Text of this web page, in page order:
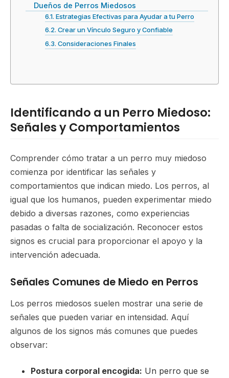
Dueños de Perros Miedosos
Estrategias Efectivas para Ayudar a tu Perro
Crear un Vínculo Seguro y Confiable
Consideraciones Finales
Identificando a un Perro Miedoso:
Señales y Comportamientos
Comprender cómo tratar a un perro muy miedoso
comienza por identificar las señales y
comportamientos que indican miedo. Los perros, al
igual que los humanos, pueden experimentar miedo
debido a diversas razones, como experiencias
pasadas o falta de socialización. Reconocer estos
signos es crucial para proporcionar el apoyo y la
intervención adecuada.
Señales Comunes de Miedo en Perros
Los perros miedosos suelen mostrar una serie de
señales que pueden variar en intensidad. Aquí
algunos de los signos más comunes que puedes
observar:
Postura corporal encogida: Un perro que se